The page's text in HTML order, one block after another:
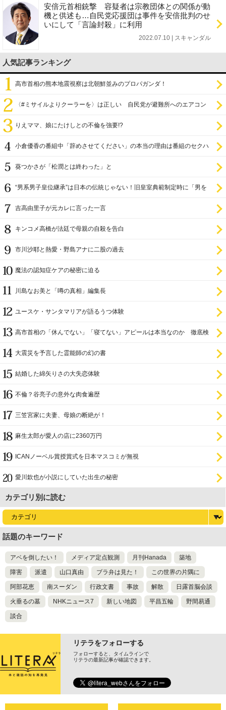
安倍元首相銃撃 容疑者は宗教団体との関係が動
機と供述も…自民党応援団は事件を安倍批判のせ
いにして「言論封殺」に利用
2022.07.10 | スキャンダル
人気記事ランキング
高市首相の熊本地震視察は北朝鮮並みのプロパガンダ！
〈#ミサイルよりクーラーを〉は正しい 自民党が避難所へのエアコン
りえママ、娘にたけしとの不倫を強要!?
小倉優香の番組中「辞めさせてください」の本当の理由は番組のセクハ
葵つかさが「松潤とは終わった」と
“男系男子皇位継承”は日本の伝統じゃない！旧皇室典範制定時に「男を
吉高由里子が元カレに言った一言
キンコメ高橋が法廷で母親の自殺を告白
市川沙耶と熱愛・野島アナに二股の過去
魔法の認知症ケアの秘密に迫る
川島なお美と「噂の真相」編集長
ユースケ・サンタマリアが語るうつ体験
高市首相の「休んでない」「寝てない」アピールは本当なのか 徹底検
大震災を予言した霊能師の幻の書
結婚した綿矢りさの大失恋体験
不倫？谷亮子の意外な肉食遍歴
三笠宮家に夫妻、母娘の断絶が！
麻生太郎が愛人の店に2360万円
ICANノーベル賞授賞式を日本マスコミが無視
愛川欽也が小説にしていた出生の秘密
カテゴリ別に読む
話題のキーワード
アベを倒したい！ メディア定点観測 月刊Hanada 築地
障害 派遣 山口真由 ブラ弁は見た！ この世界の片隅に
阿部花恵 南スーダン 行政文書 事故 解散 日露首脳会談
火垂るの墓 NHKニュース7 新しい地図 平昌五輪 野間易通
談合
リテラをフォローする
フォローすると、タイムラインで
リテラの最新記事が確認できます。